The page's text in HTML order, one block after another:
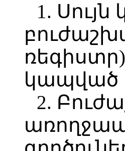
1.
կապված
2.